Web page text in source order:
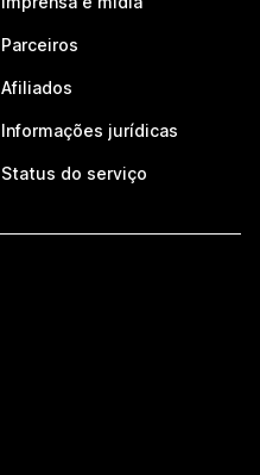
Parceiros
Afiliados
Informações jurídicas
Status do serviço